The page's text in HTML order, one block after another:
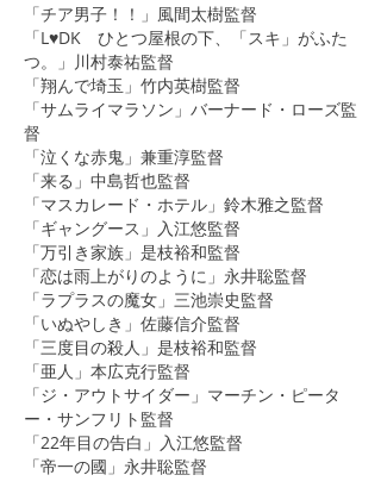
「チア男子！！」風間太樹監督
「L♥DK ひとつ屋根の下、「スキ」がふた
つ。」川村泰祐監督​
​「翔んで埼玉」竹内英樹監督
​「サムライマラソン」バーナード・ローズ監
督
​「泣くな赤鬼」兼重淳監督
​​「来る」中島哲也監督
​​「マスカレード・ホテル」鈴木雅之監督
​​「ギャングース」入江悠監督
​​「万引き家族」是枝裕和監督​​
「恋は雨上がりのように」永井聡監督
「ラプラスの魔女」三池崇史監督
「いぬやしき」佐藤信介監督
「三度目の殺人」是枝裕和監督
「亜人」本広克行監督
「ジ・アウトサイダー」マーチン・ピータ
ー・サンフリト監督
「22年目の告白」入江悠監督
「帝一の國」永井聡監督